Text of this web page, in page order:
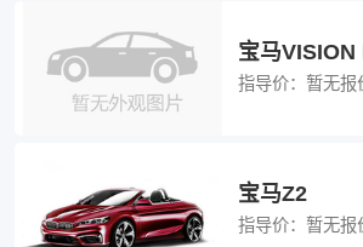
宝马VISION
指导价： 暂无报
宝马Z2
指导价： 暂无报